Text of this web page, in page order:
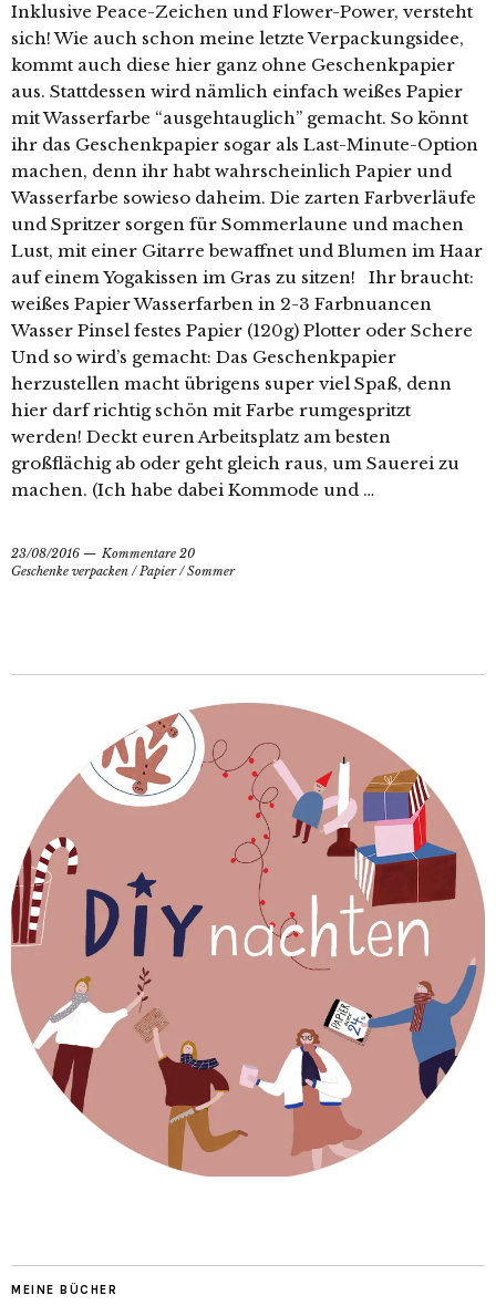
Inklusive Peace-Zeichen und Flower-Power, versteht
sich! Wie auch schon meine letzte Verpackungsidee,
kommt auch diese hier ganz ohne Geschenkpapier
aus. Stattdessen wird nämlich einfach weißes Papier
mit Wasserfarbe “ausgehtauglich” gemacht. So könnt
ihr das Geschenkpapier sogar als Last-Minute-Option
machen, denn ihr habt wahrscheinlich Papier und
Wasserfarbe sowieso daheim. Die zarten Farbverläufe
und Spritzer sorgen für Sommerlaune und machen
Lust, mit einer Gitarre bewaffnet und Blumen im Haar
auf einem Yogakissen im Gras zu sitzen! Ihr braucht:
weißes Papier Wasserfarben in 2-3 Farbnuancen
Wasser Pinsel festes Papier (120g) Plotter oder Schere
Und so wird’s gemacht: Das Geschenkpapier
herzustellen macht übrigens super viel Spaß, denn
hier darf richtig schön mit Farbe rumgespritzt
werden! Deckt euren Arbeitsplatz am besten
großflächig ab oder geht gleich raus, um Sauerei zu
machen. (Ich habe dabei Kommode und …
23/08/2016
Kommentare 20
Geschenke verpacken /Papier/Sommer
MEINE BÜCHER